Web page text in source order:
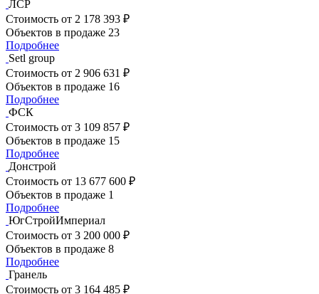
ЛСР
Стоимость от 2 178 393 ₽
Объектов в продаже 23
Подробнее
Setl group
Стоимость от 2 906 631 ₽
Объектов в продаже 16
Подробнее
ФСК
Стоимость от 3 109 857 ₽
Объектов в продаже 15
Подробнее
Донстрой
Стоимость от 13 677 600 ₽
Объектов в продаже 1
Подробнее
ЮгСтройИмпериал
Стоимость от 3 200 000 ₽
Объектов в продаже 8
Подробнее
Гранель
Стоимость от 3 164 485 ₽